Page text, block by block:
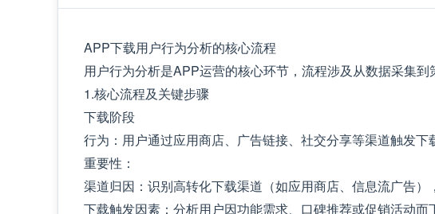
APP下载用户行为分析的核心流程
用户行为分析是APP运营的核心环节，流程涉及从数据采集到
1.核心流程及关键步骤
下载阶段
行为：用户通过应用商店、广告链接、社交分享等渠道触发下
重要性：
渠道归因：识别高转化下载渠道（如应用商店、信息流广告）
下载触发因素：分析用户因功能需求、口碑推荐或促销活动而